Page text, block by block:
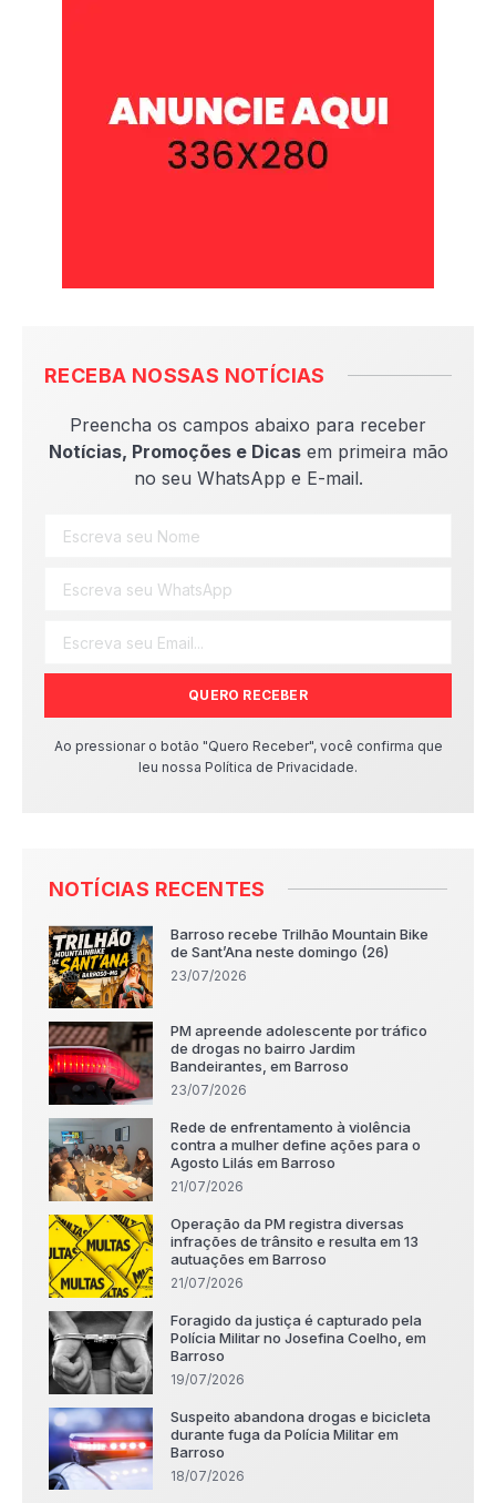
RECEBA NOSSAS NOTÍCIAS
Preencha os campos abaixo para receber
Notícias, Promoções e Dicasem primeira mão
no seu WhatsApp e E-mail.
QUERO RECEBER
Ao pressionar o botão "Quero Receber", você confirma que
leu nossa Política de Privacidade.
NOTÍCIAS RECENTES
Barroso recebe Trilhão Mountain Bike
de Sant’Ana neste domingo (26)
23/07/2026
PM apreende adolescente por tráfico
de drogas no bairro Jardim
Bandeirantes, em Barroso
23/07/2026
Rede de enfrentamento à violência
contra a mulher define ações para o
Agosto Lilás em Barroso
21/07/2026
Operação da PM registra diversas
infrações de trânsito e resulta em 13
autuações em Barroso
21/07/2026
Foragido da justiça é capturado pela
Polícia Militar no Josefina Coelho, em
Barroso
19/07/2026
Suspeito abandona drogas e bicicleta
durante fuga da Polícia Militar em
Barroso
18/07/2026